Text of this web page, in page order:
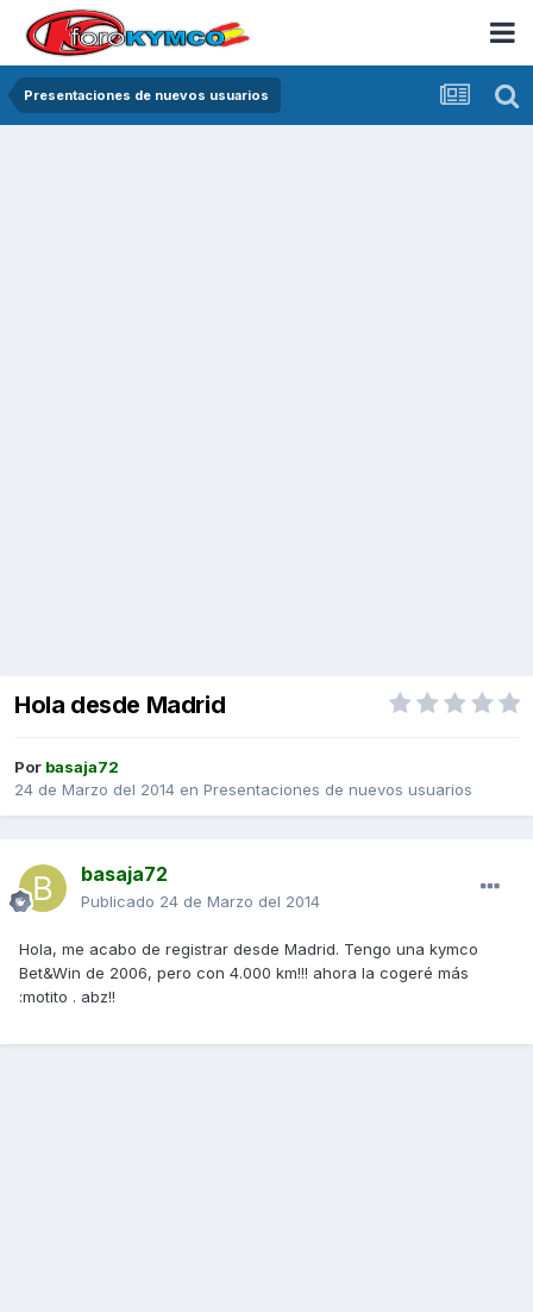
Presentaciones de nuevos usuarios
Hola desde Madrid
Por basaja72
24 de Marzo del 2014 en Presentaciones de nuevos usuarios
basaja72
Publicado 24 de Marzo del 2014
Hola, me acabo de registrar desde Madrid. Tengo una kymco
Bet&Win de 2006, pero con 4.000 km!!! ahora la cogeré más
:motito . abz!!